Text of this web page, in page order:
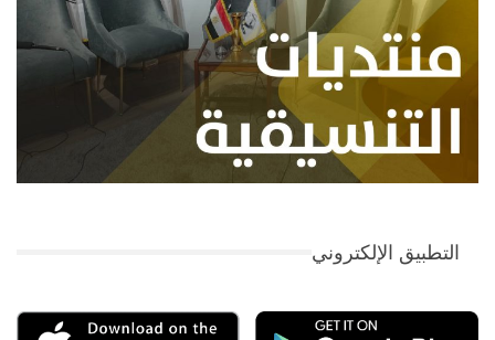
التطبيق الإلكتروني